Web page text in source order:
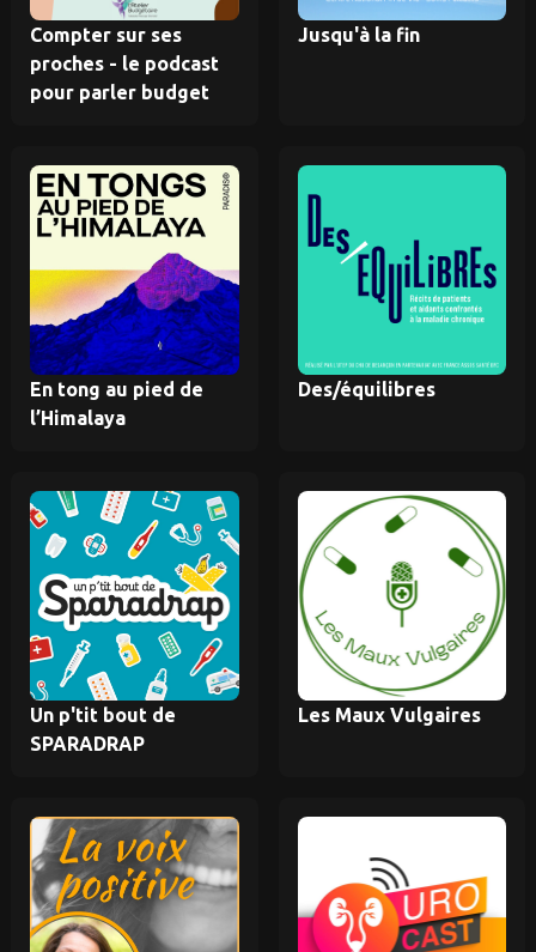
Compter sur ses
proches - le podcast
pour parler budget
Jusqu'à la fin
En tong au pied de
l’Himalaya
Des/équilibres
Un p'tit bout de
SPARADRAP
Les Maux Vulgaires